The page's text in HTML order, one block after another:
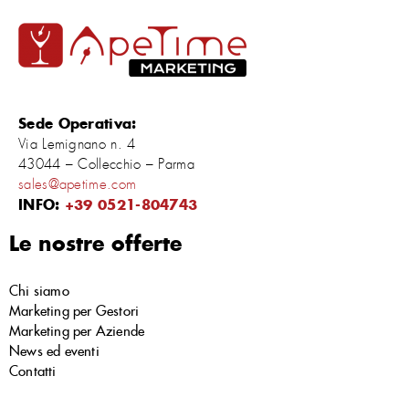
Sede Operativa:
Via Lemignano n. 4
43044 – Collecchio – Parma
sales@apetime.com
INFO: +39 0521-804743
Le nostre offerte
Chi siamo
Marketing per Gestori
Marketing per Aziende
News ed eventi
Contatti